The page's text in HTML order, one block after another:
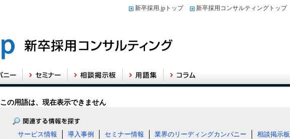
新卒採用.jpトップ 新卒採用コンサルティングトップ
この用語は、現在表示できません
サービス情報 導入事例 セミナー情報 業界のリーディングカンパニー 相談掲示板